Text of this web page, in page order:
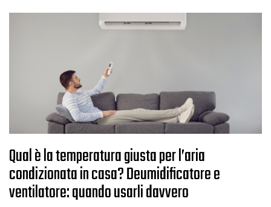
Qual è la temperatura giusta per l’aria
condizionata in casa? Deumidificatore e
ventilatore: quando usarli davvero